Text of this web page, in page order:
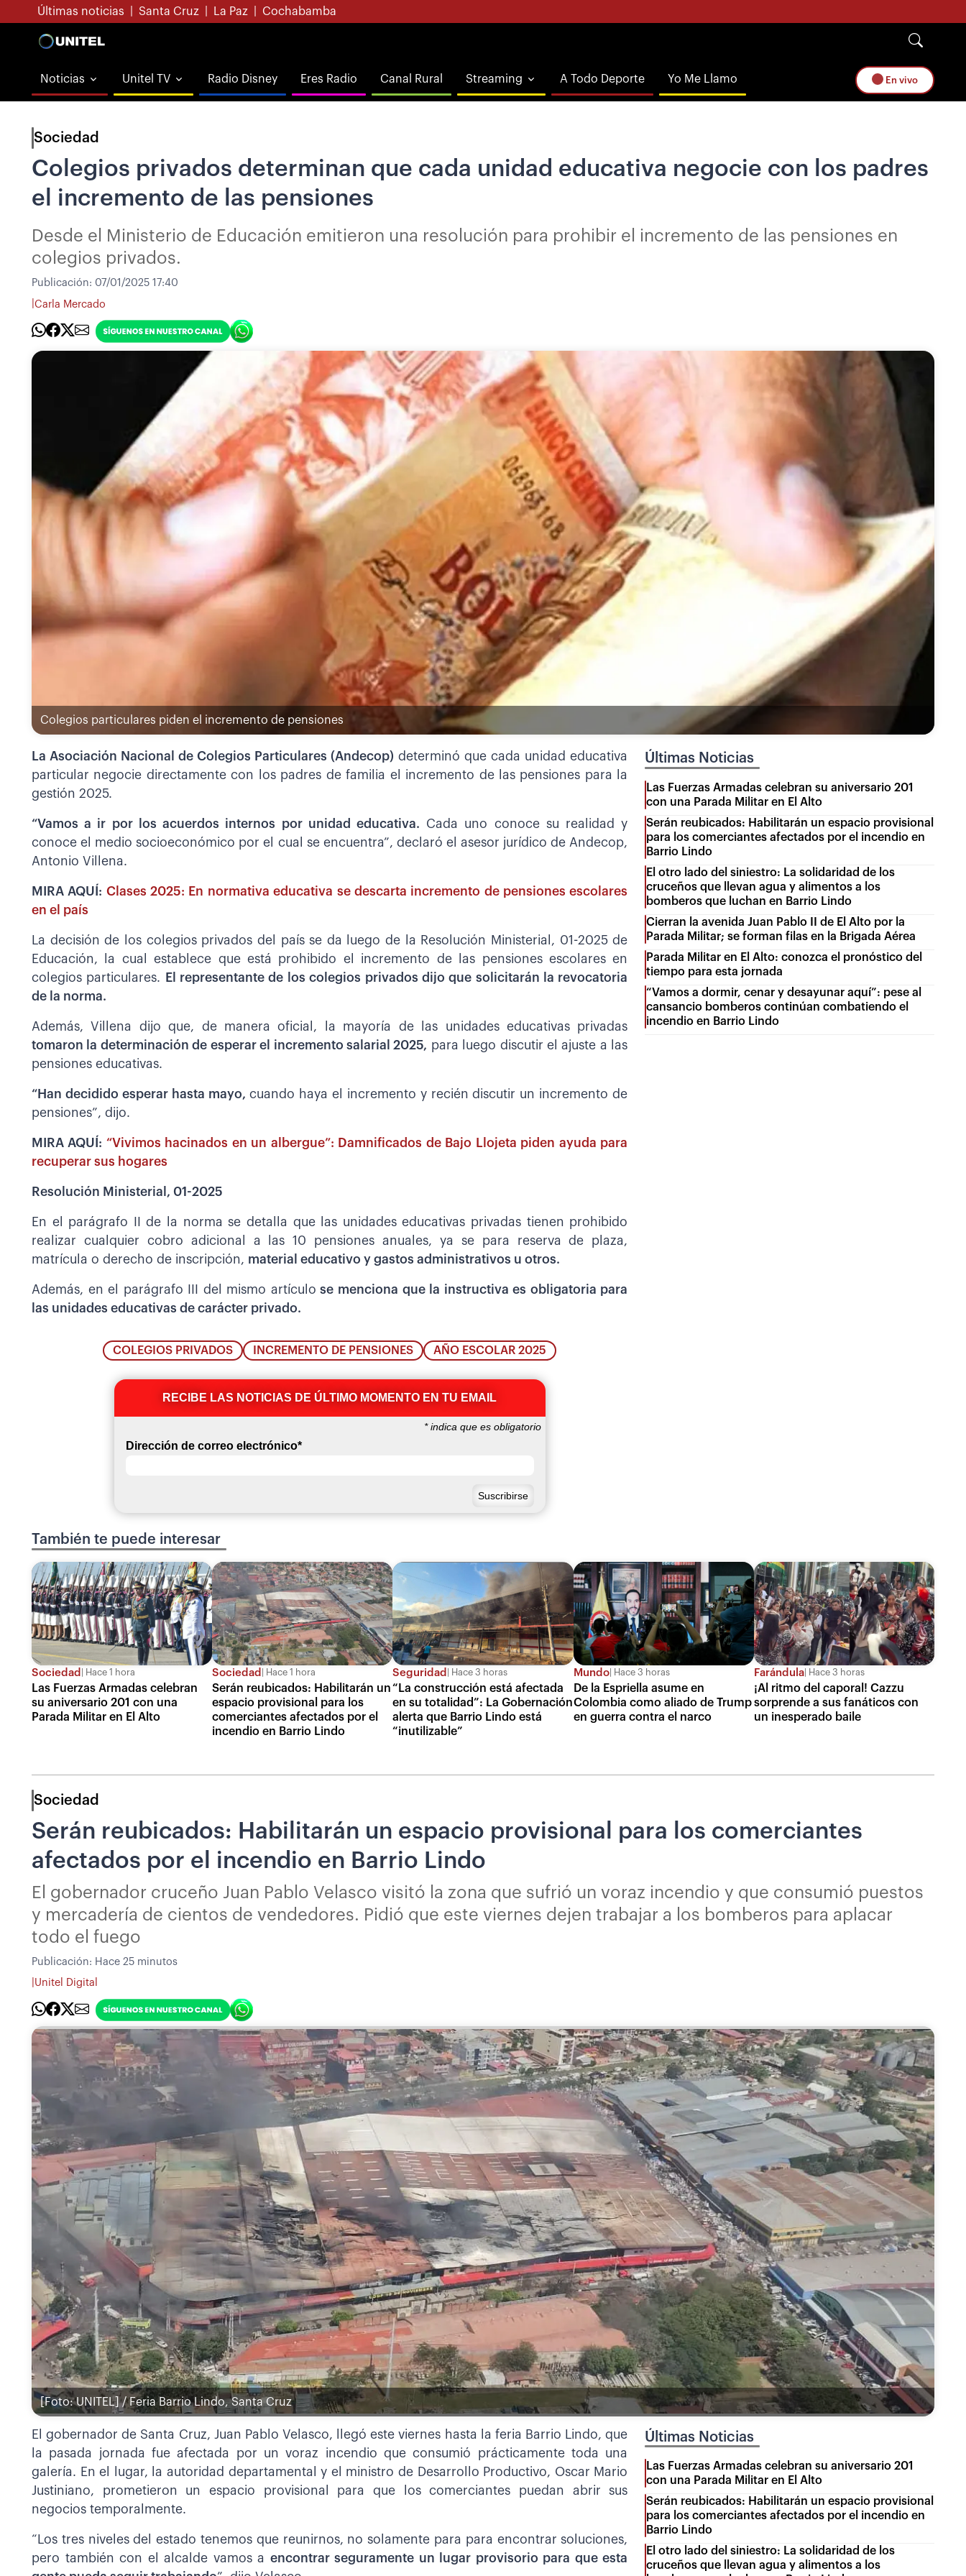
Últimas noticias Santa Cruz La Paz Cochabamba
Noticias Unitel TV Radio Disney Eres Radio Canal Rural Streaming A Todo Deporte Yo Me Llamo En vivo
Sociedad
Colegios privados determinan que cada unidad educativa negocie con los padres
el incremento de las pensiones
Desde el Ministerio de Educación emitieron una resolución para prohibir el incremento de las pensiones en
colegios privados.
Publicación: 07/01/2025 17:40
Carla Mercado
Colegios particulares piden el incremento de pensiones
La Asociación Nacional de Colegios Particulares (Andecop) determinó que cada unidad educativa
particular negocie directamente con los padres de familia el incremento de las pensiones para la
gestión 2025.
“Vamos a ir por los acuerdos internos por unidad educativa. Cada uno conoce su realidad y
conoce el medio socioeconómico por el cual se encuentra”, declaró el asesor jurídico de Andecop,
Antonio Villena.
MIRA AQUÍ: Clases 2025: En normativa educativa se descarta incremento de pensiones escolares
en el país
La decisión de los colegios privados del país se da luego de la Resolución Ministerial, 01-2025 de
Educación, la cual establece que está prohibido el incremento de las pensiones escolares en
colegios particulares.
El representante de los colegios privados dijo que solicitarán la revocatoria
de la norma.
Además, Villena dijo que, de manera oficial, la mayoría de las unidades educativas privadas
tomaron la determinación de esperar el incremento salarial 2025, para luego discutir el ajuste a las
pensiones educativas.
“Han decidido esperar hasta mayo, cuando haya el incremento y recién discutir un incremento de
pensiones”, dijo.
MIRA AQUÍ: “Vivimos hacinados en un albergue”: Damnificados de Bajo Llojeta piden ayuda para
recuperar sus hogares
Resolución Ministerial, 01-2025
En el parágrafo II de la norma se detalla que las unidades educativas privadas tienen prohibido
realizar cualquier cobro adicional a las 10 pensiones anuales, ya se para reserva de plaza,
matrícula o derecho de inscripción, material educativo y gastos administrativos u otros.
Además, en el parágrafo III del mismo artículo se menciona que la instructiva es obligatoria para
las unidades educativas de carácter privado.
COLEGIOS PRIVADOS INCREMENTO DE PENSIONES AÑO ESCOLAR 2025
RECIBE LAS NOTICIAS DE ÚLTIMO MOMENTO EN TU EMAIL
*indica que es obligatorio
Dirección de correo electrónico*
Últimas Noticias
Las Fuerzas Armadas celebran su aniversario 201
con una Parada Militar en El Alto
Serán reubicados: Habilitarán un espacio provisional
para los comerciantes afectados por el incendio en
Barrio Lindo
El otro lado del siniestro: La solidaridad de los
cruceños que llevan agua y alimentos a los
bomberos que luchan en Barrio Lindo
Cierran la avenida Juan Pablo II de El Alto por la
Parada Militar; se forman filas en la Brigada Aérea
Parada Militar en El Alto: conozca el pronóstico del
tiempo para esta jornada
“Vamos a dormir, cenar y desayunar aquí”: pese al
cansancio bomberos continúan combatiendo el
incendio en Barrio Lindo
También te puede interesar
Sociedad Hace 1 hora
Las Fuerzas Armadas celebran
su aniversario 201 con una
Parada Militar en El Alto
Sociedad Hace 1 hora
Serán reubicados: Habilitarán un
espacio provisional para los
comerciantes afectados por el
incendio en Barrio Lindo
Seguridad Hace 3 horas
“La construcción está afectada
en su totalidad”: La Gobernación
alerta que Barrio Lindo está
“inutilizable”
Mundo Hace 3 horas
De la Espriella asume en
Colombia como aliado de Trump
en guerra contra el narco
Farándula Hace 3 horas
¡Al ritmo del caporal! Cazzu
sorprende a sus fanáticos con
un inesperado baile
Sociedad
Serán reubicados: Habilitarán un espacio provisional para los comerciantes
afectados por el incendio en Barrio Lindo
El gobernador cruceño Juan Pablo Velasco visitó la zona que sufrió un voraz incendio y que consumió puestos
y mercadería de cientos de vendedores. Pidió que este viernes dejen trabajar a los bomberos para aplacar
todo el fuego
Publicación: Hace 25 minutos
Unitel Digital
[Foto: UNITEL] / Feria Barrio Lindo, Santa Cruz
El gobernador de Santa Cruz, Juan Pablo Velasco, llegó este viernes hasta la feria Barrio Lindo, que
la pasada jornada fue afectada por un voraz incendio que consumió prácticamente toda una
galería. En el lugar, la autoridad departamental y el ministro de Desarrollo Productivo, Oscar Mario
Justiniano, prometieron un espacio provisional para que los comerciantes puedan abrir sus
negocios temporalmente.
“Los tres niveles del estado tenemos que reunirnos, no solamente para para encontrar soluciones,
pero también con el alcalde vamos a encontrar seguramente un lugar provisorio para que esta
Últimas Noticias
Las Fuerzas Armadas celebran su aniversario 201
con una Parada Militar en El Alto
Serán reubicados: Habilitarán un espacio provisional
para los comerciantes afectados por el incendio en
Barrio Lindo
El otro lado del siniestro: La solidaridad de los
cruceños que llevan agua y alimentos a los